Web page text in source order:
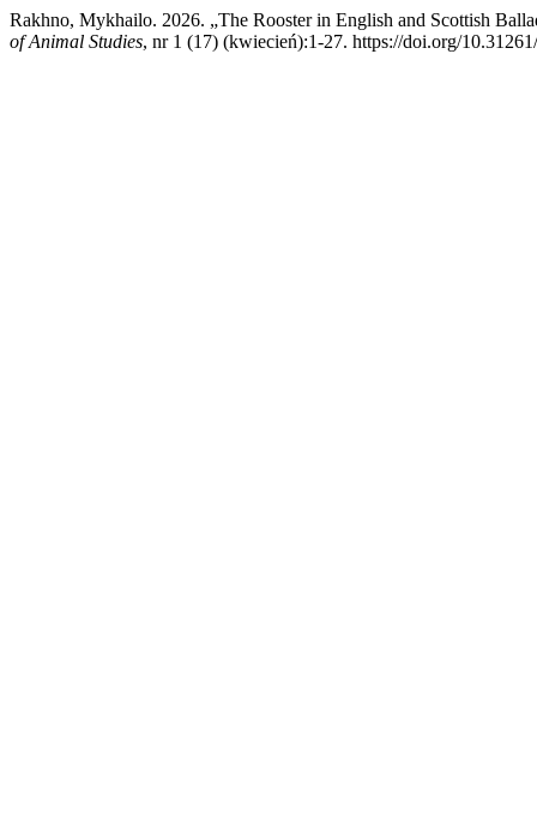
Rakhno, Mykhailo. 2026. „The Rooster in English and Scottish
of Animal Studies, nr 1 (17) (kwiecień):1-27. https://doi.org/